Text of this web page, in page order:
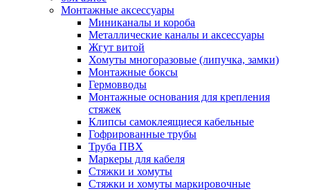
Монтажные аксессуары
Миниканалы и короба
Металлические каналы и аксессуары
Жгут витой
Хомуты многоразовые (липучка, замки)
Монтажные боксы
Гермовводы
Монтажные основания для крепления
стяжек
Клипсы самоклеящиеся кабельные
Гофрированные трубы
Труба ПВХ
Маркеры для кабеля
Стяжки и хомуты
Стяжки и хомуты маркировочные